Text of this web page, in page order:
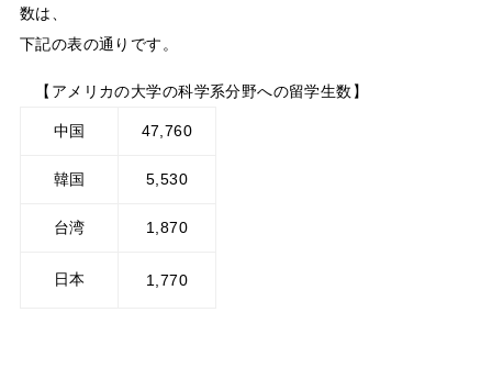
数は、
下記の表の通りです。
【アメリカの大学の科学系分野への留学生数】
中国 47,760
韓国 5,530
台湾 1,870
日本 1,770